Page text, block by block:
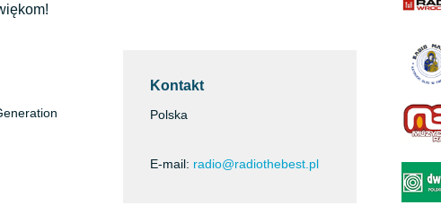
Kontakt
Polska
E-mail: radio@radiothebest.pl